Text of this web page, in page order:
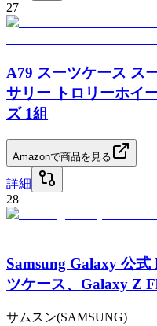
27
A79 スーツケース ス
サリー トロリーホイ
ズ 1組
Amazonで商品を見る
詳細
28
Samsung Galaxy 公
ツケース、Galaxy Z
サムスン(SAMSUNG)